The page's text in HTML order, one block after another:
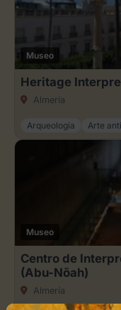
Museo
Heritage
Almería
Arqueología Arte
Museo
Centro de
(Abu-Nõah)
Almería